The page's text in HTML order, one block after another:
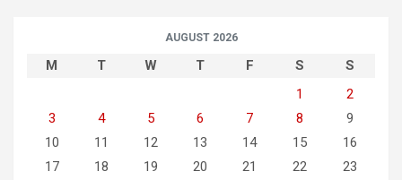
AUGUST 2026
M T W T F S
S
1
2
3
4 5 6 7 8
9
10
11 12 13 14 15
16
17
18 19 20 21 22
23